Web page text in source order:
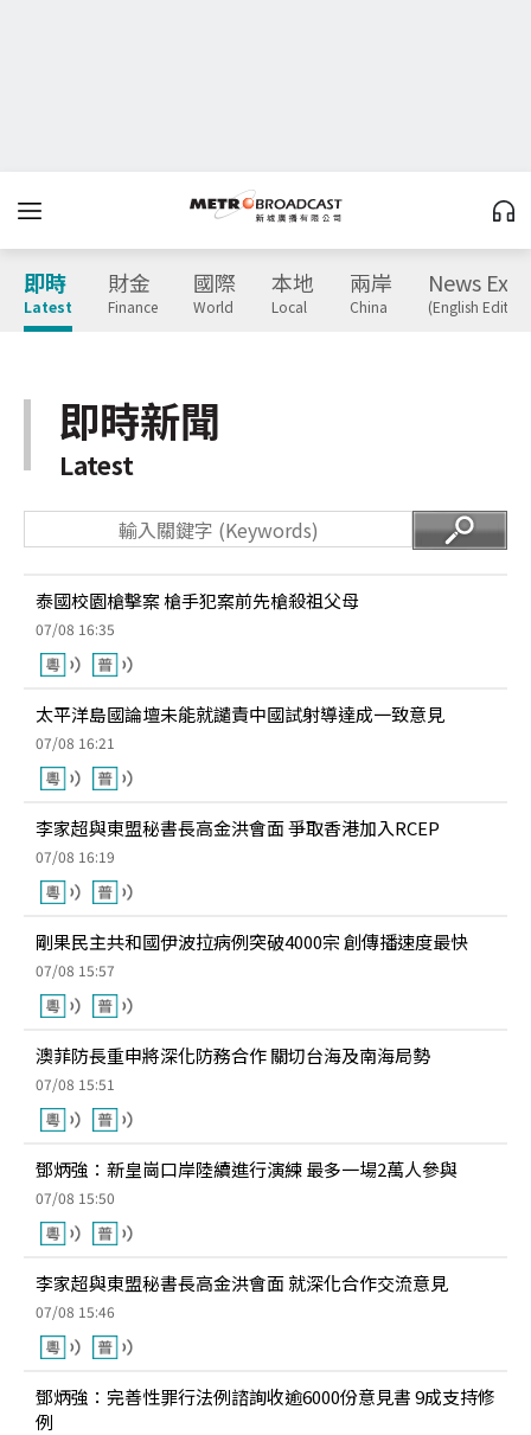
即時
Latest
財金
Finance
國際
World
本地
Local
兩岸
China
News
(English
即時新聞
Latest
泰國校園槍擊案 槍手犯案前先槍殺祖父母
07/08 16:35
太平洋島國論壇未能就譴責中國試射導達成一致意見
07/08 16:21
李家超與東盟秘書長高金洪會面 爭取香港加入RCEP
07/08 16:19
剛果民主共和國伊波拉病例突破4000宗 創傳播速度最快
07/08 15:57
澳菲防長重申將深化防務合作 關切台海及南海局勢
07/08 15:51
鄧炳強：新皇崗口岸陸續進行演練 最多一場2萬人參與
07/08 15:50
李家超與東盟秘書長高金洪會面 就深化合作交流意見
07/08 15:46
鄧炳強：完善性罪行法例諮詢收逾6000份意見書 9成支持修
例